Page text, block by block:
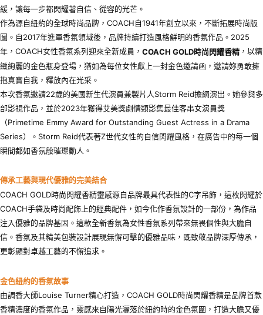
緩，讓每一步都閃耀著自信、從容的光芒。
作為源自紐約的全球時尚品牌，COACH自1941年創立以來，不斷拓展時尚版
圖。自2017年進軍香氛領域後，品牌持續打造風格鮮明的香氛作品。2025
年，COACH女性香氛系列迎來全新成員， COACH GOLD時尚閃耀香精 ，以精
緻絢麗的金色瓶身登場，猶如為每位女性獻上一封金色邀請函，邀請妳勇敢擁
抱真實自我，釋放內在光采。
本次香氛邀請22歲的美國新生代演員兼製片人Storm Reid擔綱演出。她參與多
部影視作品，並於2023年獲得艾美獎劇情類影集最佳客串女演員獎
（Primetime Emmy Award for Outstanding Guest Actress in a Drama
Series）。Storm Reid代表著Z世代女性的自信閃耀風格，在廣告中的每一個
瞬間都如香氛般璀璨動人。
傳承工藝與現代優雅的完美結合
COACH GOLD時尚閃耀香精靈感源自品牌最具代表性的C字吊飾，這枚閃耀於
COACH手袋及時尚配飾上的經典配件，如今化作香氛設計的一部份，為作品
注入優雅的品牌基因。這款全新香氛為女性香氛系列帶來無畏個性與大膽自
信。香氛及其精美包裝設計展現無懈可擊的優雅品味，既致敬品牌深厚傳承，
更彰顯對卓越工藝的不懈追求。
金色紐約的香氛故事
由調香大師Louise Turner精心打造，COACH GOLD時尚閃耀香精是品牌首款
香精濃度的香氛作品，靈感來自陽光灑落於紐約時的金色氛圍，打造大膽又優